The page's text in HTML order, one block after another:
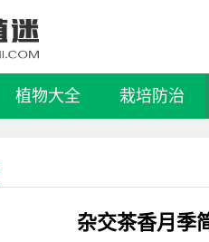
植物大全 栽培防治
杂交茶香月季